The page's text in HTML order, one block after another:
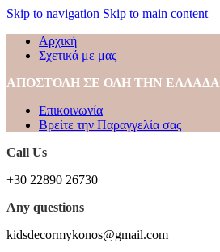
Skip to navigation Skip to main content
Αρχική
Σχετικά με μας
ΑΠΟΣΤΟΛΗ ΣΕ ΟΛΗ ΤΗΝ ΕΛΛΑΔΑ
Επικοινωνία
Βρείτε την Παραγγελία σας
Call Us
+30 22890 26730
Any questions
kidsdecormykonos@gmail.com